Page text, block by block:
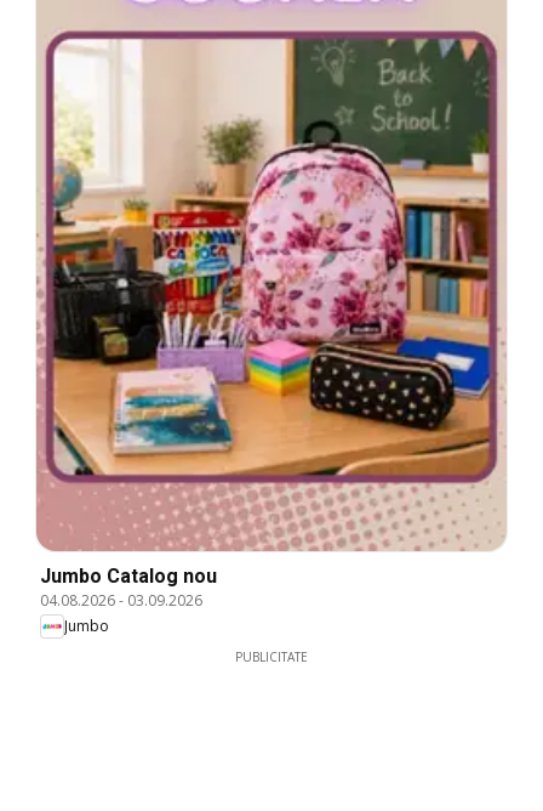
Jumbo Catalog nou
04.08.2026- 03.09.2026
Jumbo
PUBLICITATE